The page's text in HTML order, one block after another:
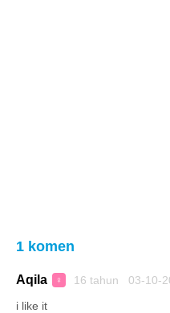
1 komen
Aqila ♀ 16 tahun 03-10-
i like it